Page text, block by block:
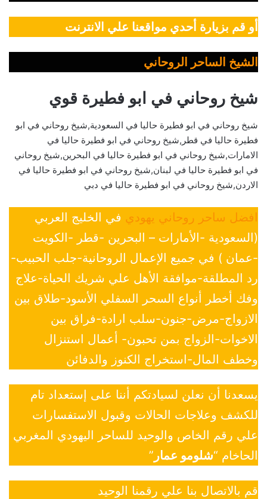
أو قم بزيارة أحدي مواقعنا علي الانترنت
الشيخ الساحر الروحاني
شيخ روحاني في ابو فطيرة قوي
شيخ روحاني في ابو فطيرة حاليا في السعودية,شيخ روحاني في ابو
فطيرة حاليا في قطر,شيخ روحاني في ابو فطيرة حاليا في
الامارات,شيخ روحاني في ابو فطيرة حاليا في البحرين,شيخ روحاني
في ابو فطيرة حاليا في لبنان,شيخ روحاني في ابو فطيرة حاليا في
الاردن,شيخ روحاني في ابو فطيرة حاليا في دبي
افضل ساحر روحاني يهودي في الخليج العربي
(السعودية -الأمارات – البحرين -قطر -الكويت
-عمان ) في جميع الإعمال الروحانية-جلب الحبيب-
رد المطلقة-موافقة الأهل علي شريك الحياة-علاج
وفك أخطر أنواع السحر السفلي الأسود-طلاق بين
الازواج-مرض-جنون-سلب ارادة-فراق بين
الاخوات-الزواج بمن تحبون- أعمال استنزال
وخطف المال-استخراج الكنوز والدفائن
يسعدنا أن نعلن لسيادتكم أننا على إستعداد تام
للكشف وعلاجات الحالات وقبول الاستفسارات
علي رقم الخاص والوحيد للساحر اليهودي المغربي
الحاخام “شلومو عمار ”
قم بالاتصال بنا علي رقمنا الوحيد